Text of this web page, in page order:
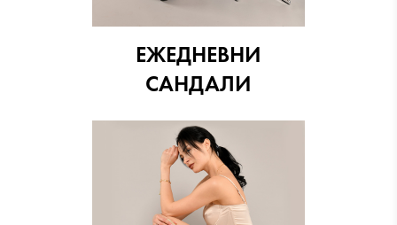
ЕЖЕДНЕВНИ
САНДАЛИ